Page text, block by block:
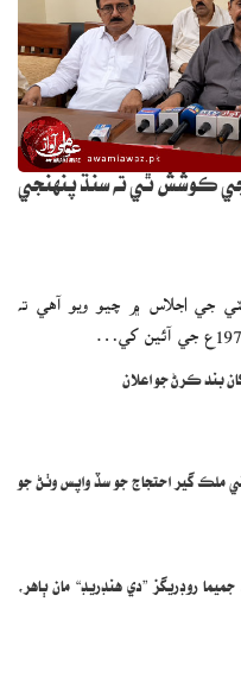
جي ڪوشش ٿي ته سنڌ پنهنجي
جي اجلاس ۾ چيو ويو آهي ته
جو 9 آگسٽ تي ملڪ گير احتجاج جو سڏ واپس وٺڻ جو
روڊريگز ”دي هنڊريڊ“ مان ٻاهر،